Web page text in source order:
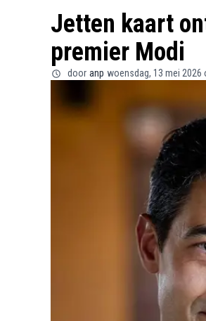
Jetten kaart
premier Modi
door anp woensdag, 13 mei 2026